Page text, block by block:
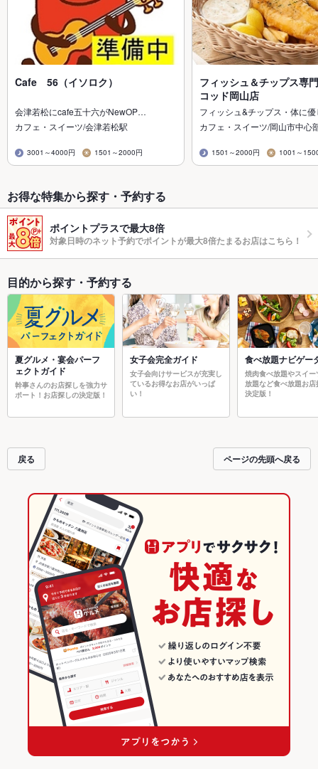
Cafe 56（イソロク）
会津若松にcafe五十六がNewOP…
カフェ・スイーツ/会津若松駅
3001～4000円 1501～2000円
フィッシュ＆チップス専
コッド岡山店
フィッシュ&チップス・体に
カフェ・スイーツ/岡山市中心
1501～2000円 1001～
お得な特集から探す・予約する
ポイントプラスで最大8倍
対象日時のネット予約でポイントが最大8倍たまるお店はこちら！
目的から探す・予約する
夏グルメ・宴会パーフ
ェクトガイド
幹事さんのお店探しを強力サ
ポート！お店探しの決定版！
女子会完全ガイド
女子会向けサービスが充実し
ているお得なお店がいっぱ
い！
食べ放題ナビゲー
焼肉食べ放題やスイー
放題など食べ放題お店
決定版！
戻る ページの先頭へ戻る